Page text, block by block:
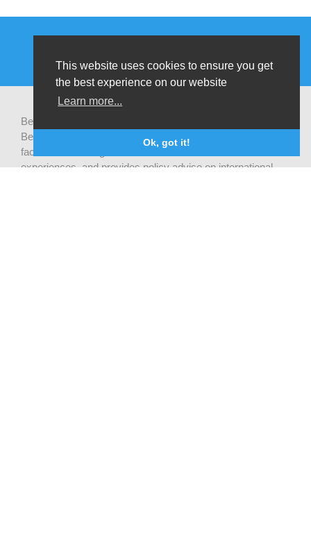
This website uses cookies to ensure you get
the best experience on our website
Learn more...
Ok, got it!
Be-cause health is a pluralistic open platform that connects
Belgian development actors engaged in global health,
facilitates exchanges of latest research and field
experiences, and provides policy advise on international